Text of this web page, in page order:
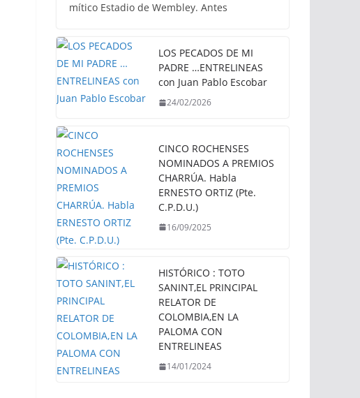
mítico Estadio de Wembley. Antes
LOS PECADOS DE MI
PADRE …ENTRELINEAS
con Juan Pablo Escobar
24/02/2026
CINCO ROCHENSES
NOMINADOS A PREMIOS
CHARRÚA. Habla
ERNESTO ORTIZ (Pte.
C.P.D.U.)
16/09/2025
HISTÓRICO : TOTO
SANINT,EL PRINCIPAL
RELATOR DE
COLOMBIA,EN LA
PALOMA CON
ENTRELINEAS
14/01/2024